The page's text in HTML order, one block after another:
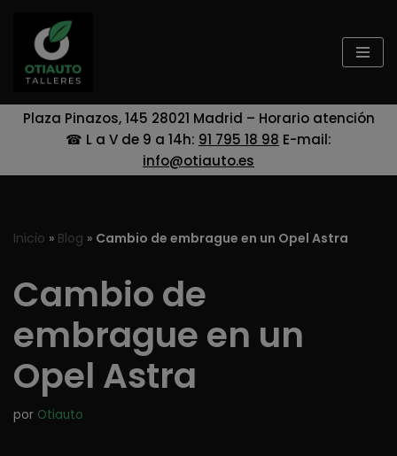
Saltar
contenido
Plaza Pinazos, 145 28021 Madrid – Horario atención
☎ L a V de 9 a 14h: 91 795 18 98 E-mail:
info@otiauto.es
Inicio » Blog » Cambio de embrague en un Opel Astra
Cambio de
embrague en un
Opel Astra
por Otiauto